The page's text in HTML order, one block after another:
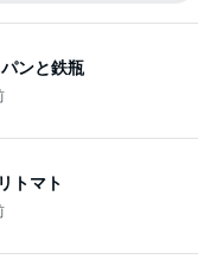
ンと鉄瓶
トマト